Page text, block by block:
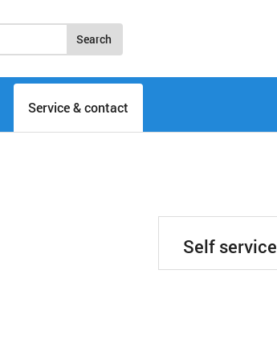
Search
Service & contact
Self service